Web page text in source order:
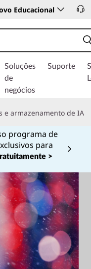
Educacional
Soluções
de
negócios
Suporte
e armazenamento de IA
programa de
para
>
displaying item 1 of